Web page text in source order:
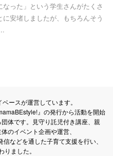
なった」という学生さんがたくさ
に安堵しましたが、もちろんそう
ースが運営しています。
』の発行から活動を開始
体です。見守り託児付き講座、親
のイベント企画や運営、
などを通した子育て支援を行い、
ました。